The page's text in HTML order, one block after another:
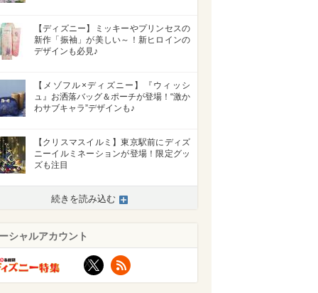
【ディズニー】ミッキーやプリンセスの
新作「振袖」が美しい～！新ヒロインの
デザインも必見♪
【メゾフル×ディズニー】『ウィッシ
ュ』お洒落バッグ＆ポーチが登場！“激か
わサブキャラ”デザインも♪
【クリスマスイルミ】東京駅前にディズ
ニーイルミネーションが登場！限定グッ
ズも注目
続きを読み込む
シャルアカウント
X